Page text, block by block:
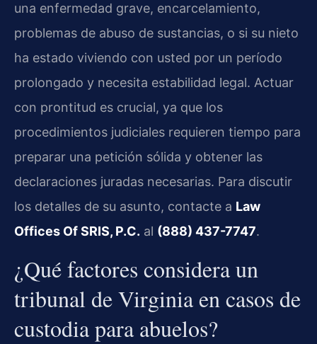
una enfermedad grave, encarcelamiento,
problemas de abuso de sustancias, o si su nieto
ha estado viviendo con usted por un período
prolongado y necesita estabilidad legal. Actuar
con prontitud es crucial, ya que los
procedimientos judiciales requieren tiempo para
preparar una petición sólida y obtener las
declaraciones juradas necesarias. Para discutir
los detalles de su asunto, contacte a Law
Offices Of SRIS, P.C. al (888) 437-7747.
¿Qué factores considera un
tribunal de Virginia en casos de
custodia para abuelos?